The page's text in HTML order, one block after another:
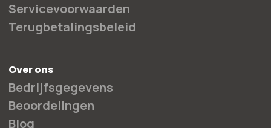
Servicevoorwaarden
Terugbetalingsbeleid
Over ons
Bedrijfsgegevens
Beoordelingen
Blog